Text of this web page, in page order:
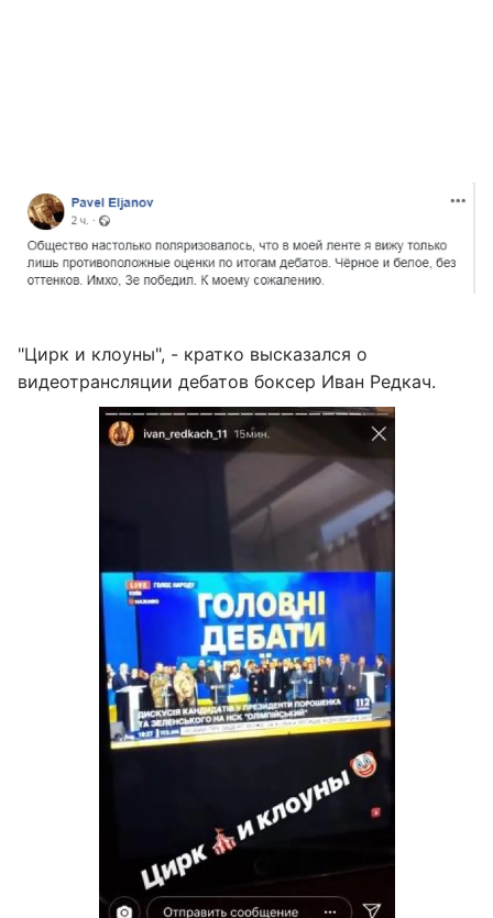
"Цирк и клоуны", - кратко высказался о
видеотрансляции дебатов боксер Иван Редкач.